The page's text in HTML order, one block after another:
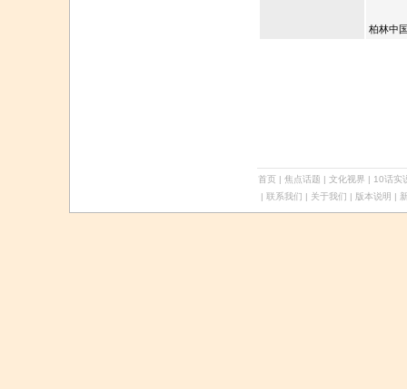
柏林中
首页 | 焦点话题 | 文化视界 | 10话实
| 联系我们 | 关于我们 | 版本说明 |